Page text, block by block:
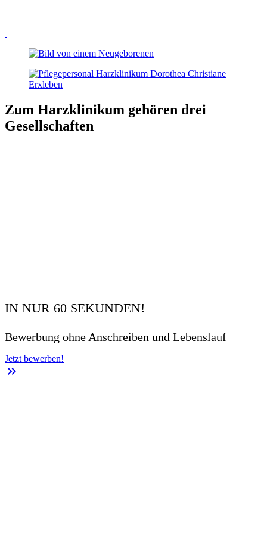
Zum Harzklinikum gehören drei
Gesellschaften
IN NUR 60 SEKUNDEN!
Bewerbung ohne Anschreiben und Lebenslauf
Jetzt bewerben!
keyboard_double_arrow_right